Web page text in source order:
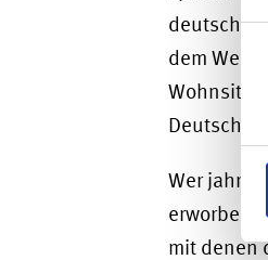
deutsche
dem
Wohnsitz,
Wer
erworben
mit denen